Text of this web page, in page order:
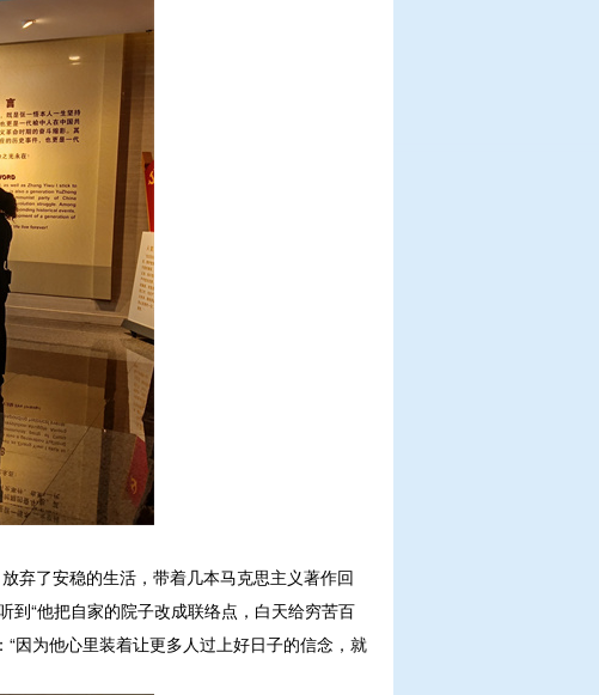
弃了安稳的生活，带着几本马克思主义著作回
到“他把自家的院子改成联络点，白天给穷苦百
因为他心里装着让更多人过上好日子的信念，就